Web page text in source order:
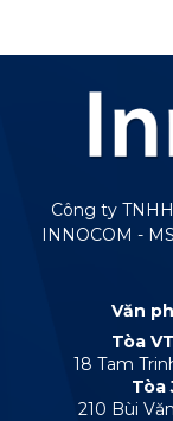
Công ty
INNOCOM -
Văn
Tòa
18 Tam
Tòa
210 Bùi